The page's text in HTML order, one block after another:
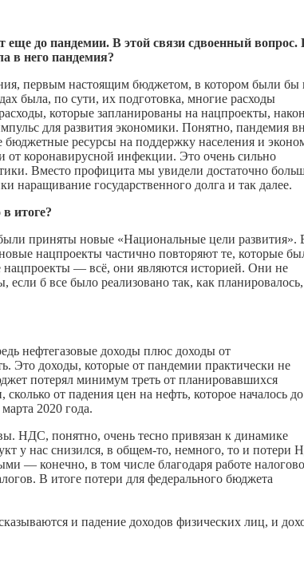
до пандемии. В этой связи сдвоенный вопрос.
в него пандемия?
первым настоящим бюджетом, в котором были бы
была, по сути, их подготовка, многие расходы
которые запланированы на нацпроекты,
для развития экономики. Понятно, пандемия
бюджетные ресурсы на поддержку населения и
от коронавирусной инфекции. Это очень сильно
Вместо профицита мы увидели достаточно
государственного долга и так далее.
итоге?
приняты новые «Национальные цели развития».
нацпроекты частично повторяют те, которые
— всё, они являются историей. Они не
б все было реализовано так, как планировалось,
нефтегазовые доходы плюс доходы от
Это доходы, которые от пандемии практически не
потерял минимум треть от планировавшихся
от падения цен на нефть, которое началось до
2020 года.
НДС, понятно, очень тесно привязан к динамике
у нас снизился, в общем-то, немного, то и потери
— конечно, в том числе благодаря работе
В итоге потери для федерального бюджета
и падение доходов физических лиц, и